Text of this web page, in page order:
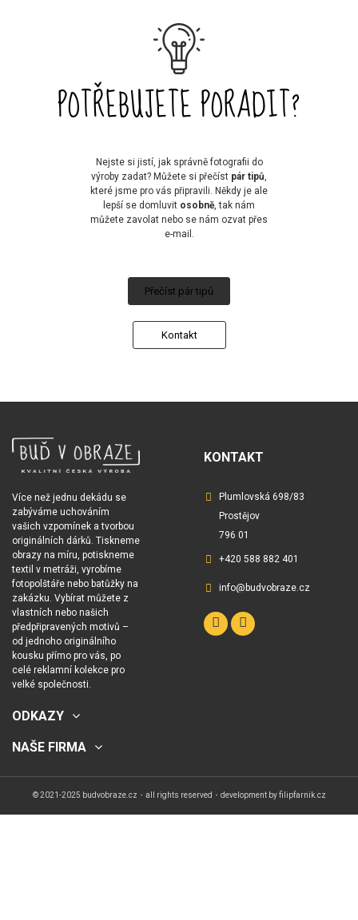
POTŘEBUJETE PORADIT?
Nejste si jistí, jak správně fotografii do
výroby zadat? Můžete si přečíst pár tipů
které jsme pro vás připravili. Někdy je ale
lepší se domluvit osobně, tak nám
můžete zavolat nebo se nám ozvat přes
e-mail.
Přečíst pár tipů
Kontakt
Více než jednu dekádu se
zabýváme uchováním
vašich vzpomínek a tvorbou
originálních dárků. Tiskneme
obrazy na míru, potiskneme
textil v metráži, vyrobíme
fotopolštáře nebo batůžky na
zakázku. Vybírat můžete z
vlastních nebo našich
předpřipravených motivů –
od jednoho originálního
kousku přímo pro vás, po
celé reklamní kolekce pro
velké společnosti.
KONTAKT
Plumlovská 698/83
Prostějov
796 01
+420 588 882 401
info@budvobraze.cz
ODKAZY
NAŠE FIRMA
© 2021-2025 budvobraze.cz・all rights reserved・development byfilipfarnik.cz